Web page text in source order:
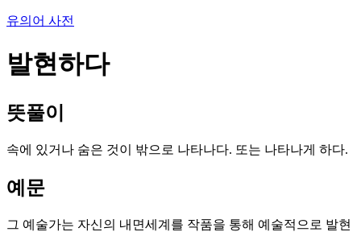
유의어 사전
발현하다
뜻풀이
속에 있거나 숨은 것이 밖으로 나타나다. 또는 나타나게 하다.
예문
그 예술가는 자신의 내면세계를 작품을 통해 예술적으로 발현